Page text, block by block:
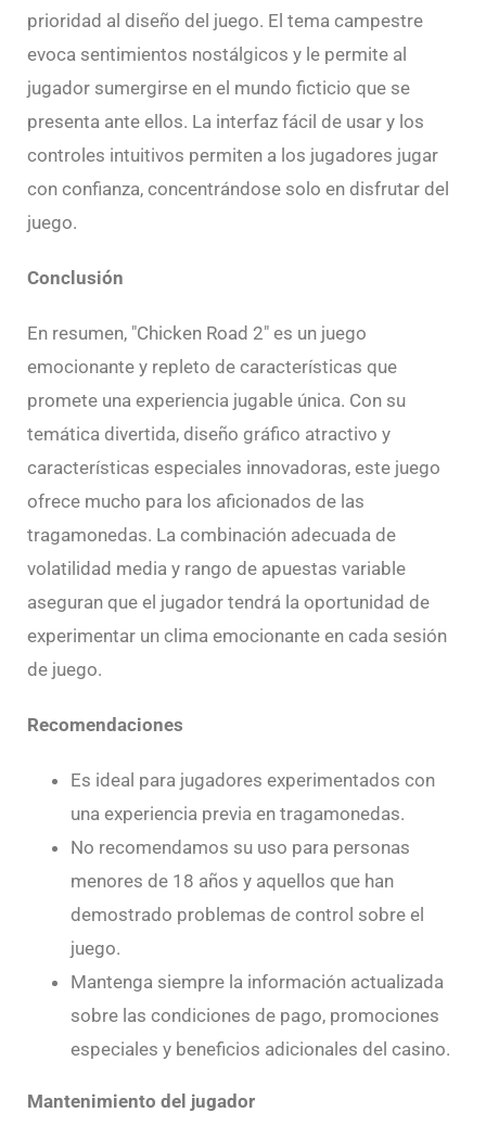
prioridad al diseño del juego. El tema campestre
evoca sentimientos nostálgicos y le permite al
jugador sumergirse en el mundo ficticio que se
presenta ante ellos. La interfaz fácil de usar y los
controles intuitivos permiten a los jugadores jugar
con confianza, concentrándose solo en disfrutar del
juego.
Conclusión
En resumen, "Chicken Road 2" es un juego
emocionante y repleto de características que
promete una experiencia jugable única. Con su
temática divertida, diseño gráfico atractivo y
características especiales innovadoras, este juego
ofrece mucho para los aficionados de las
tragamonedas. La combinación adecuada de
volatilidad media y rango de apuestas variable
aseguran que el jugador tendrá la oportunidad de
experimentar un clima emocionante en cada sesión
de juego.
Recomendaciones
Es ideal para jugadores experimentados con
una experiencia previa en tragamonedas.
No recomendamos su uso para personas
menores de 18 años y aquellos que han
demostrado problemas de control sobre el
juego.
Mantenga siempre la información actualizada
sobre las condiciones de pago, promociones
especiales y beneficios adicionales del casino.
Mantenimiento del jugador